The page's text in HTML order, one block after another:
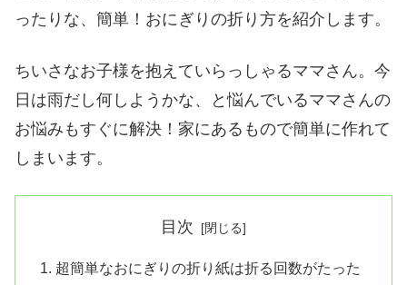
ったりな、簡単！おにぎりの折り方を紹介します。
ちいさなお子様を抱えていらっしゃるママさん。今
日は雨だし何しようかな、と悩んでいるママさんの
お悩みもすぐに解決！家にあるもので簡単に作れて
しまいます。
目次
超簡単なおにぎりの折り紙は折る回数がたった